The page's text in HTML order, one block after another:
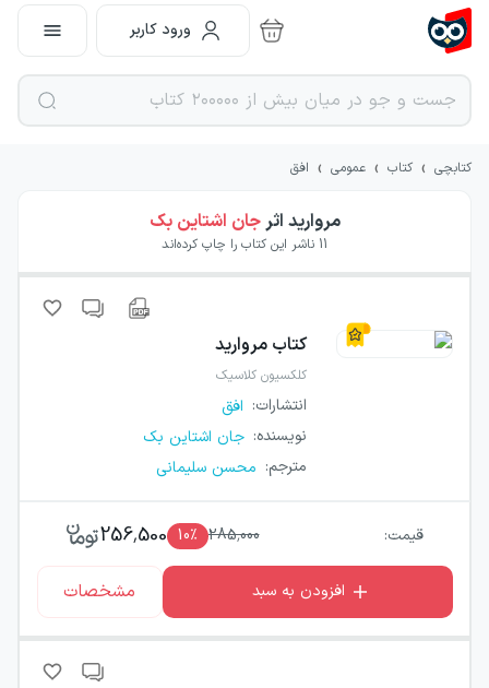
ورود کاربر
کتابچی › کتاب › عمومی › افق
مروارید اثرجان اشتاین بک
11 ناشر این کتاب را چاپ کرده‌اند
کتاب مروارید
کلکسیون کلاسیک
انتشارات: افق
نویسنده: جان اشتاین بک
مترجم: محسن سلیمانی
قیمت: 285,000
10٪ 256,500
افزودن به سبد مشخصات